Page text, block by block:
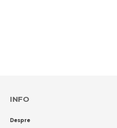
INFO
Despre